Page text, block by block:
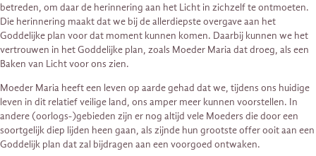
betreden, om daar de herinnering aan het Licht in zichzelf te ontmoeten.
Die herinnering maakt dat we bij de allerdiepste overgave aan het
Goddelijke plan voor dat moment kunnen komen. Daarbij kunnen we het
vertrouwen in het Goddelijke plan, zoals Moeder Maria dat droeg, als een
Baken van Licht voor ons zien.
Moeder Maria heeft een leven op aarde gehad dat we, tijdens ons huidige
leven in dit relatief veilige land, ons amper meer kunnen voorstellen. In
andere (oorlogs-)gebieden zijn er nog altijd vele Moeders die door een
soortgelijk diep lijden heen gaan, als zijnde hun grootste offer ooit aan een
Goddelijk plan dat zal bijdragen aan een voorgoed ontwaken.